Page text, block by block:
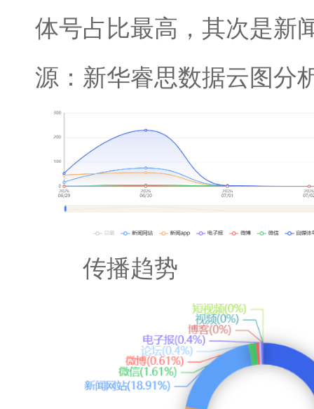
体号占比最高，其次是新
源：新华睿思数据云图分
传播趋势